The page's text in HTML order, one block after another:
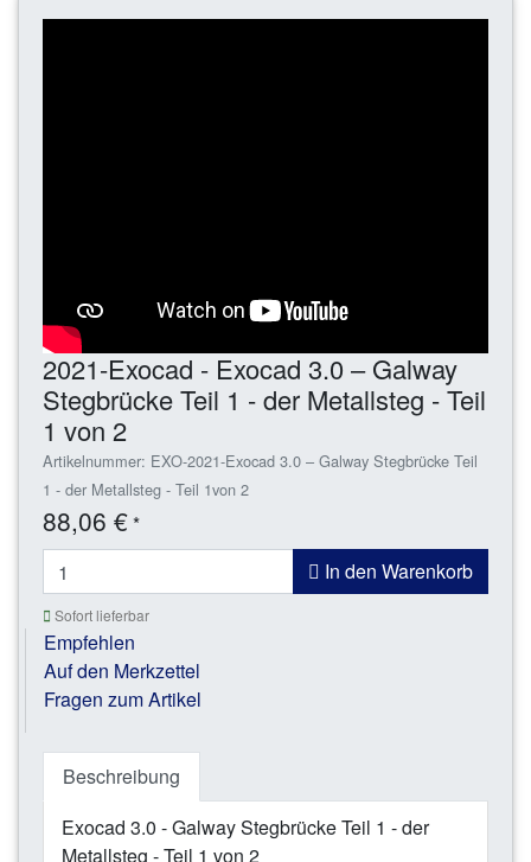
2021-Exocad - Exocad 3.0 – Galway
Stegbrücke Teil 1 - der Metallsteg - Teil
1 von 2
Artikelnummer: EXO-2021-Exocad 3.0 – Galway Stegbrücke Teil
1 - der Metallsteg - Teil 1von 2
88,06 €*
In den Warenkorb
Sofort lieferbar
Empfehlen
Auf den Merkzettel
Fragen zum Artikel
Beschreibung
Exocad 3.0 - Galway Stegbrücke Teil 1 - der
Metallsteg - Teil 1 von 2